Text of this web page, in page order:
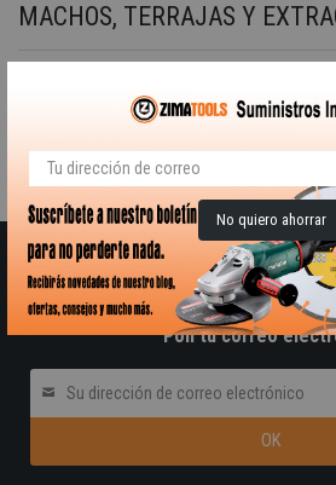
MACHOS, TERRAJAS Y
BSPT - UNEF - BA Y PG - NPT.
Lamentamos las
Realice una nueva búsqueda
RECIBE NUESTRO
NOVEDADES
Pon tú correo
No quiero ahorrar